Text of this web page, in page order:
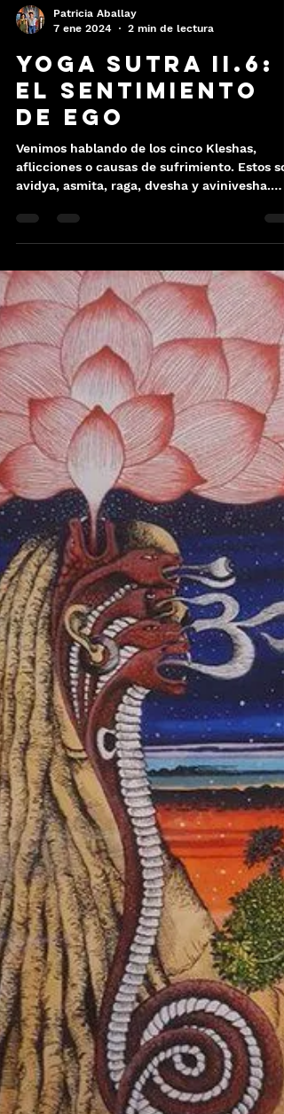
Patricia Aballay
7 ene 2024
2 min de lectura
Yoga Sutra II.6:
el sentimiento
de ego
Venimos hablando de los cinco Kleshas,
aflicciones o causas de sufrimiento. Estos
avidya, asmita, raga, dvesha y avinivesha.
También...